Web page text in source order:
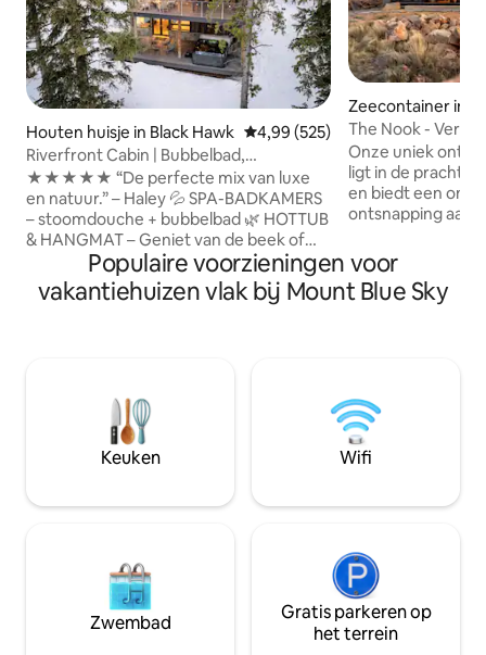
Houten huisje in Black Hawk Gemiddelde beoordeling van
4,99 (525)
Riverfront Cabin | Bubbelbad,
vuurplaats, stoomdouche
★★★★★ “De perfecte mix van luxe
en natuur.” – Haley 💦 SPA-BADKAMERS
– stoomdouche + bubbelbad 🌿 HOTTUB
& HANGMAT – Geniet van de beek of
zwaai in de bomen 🔥 GEZELLIGE
AVONDER – Vuurplaats, barbecue, open
haarden en vloerverwarming ❄️ KOEL
stekker uit het stopcontact halen 📍 10
min ⭆ Nederland — mtn stad en
avonturenhub ➳ Adem diep in. Maak
opnieuw contact met wat belangrijk is.
verblijven in een houten huisje beginnen
Zeecontainer in
The Nook -
hottub en sauna
Onze uniek
ligt in de
en biedt een
ontsnapping aan
en één
zich, perfect
gezinnen die op
adembenemend
Laat de drukte
jezelf onder in de
schoonheid van
Populaire voorzieningen voor
vakantiehuizen vlak bij Mount Blue Sky
Keuken Wifi
Zwembad
Gratis parkeren op
het terrein